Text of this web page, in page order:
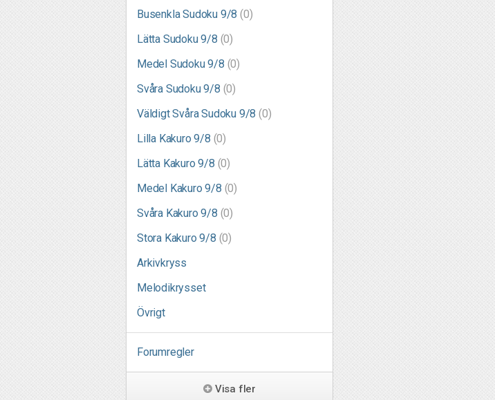
Busenkla Sudoku 9/8(0)
Lätta Sudoku 9/8 (0)
Medel Sudoku 9/8 (0)
Svåra Sudoku 9/8 (0)
Väldigt Svåra Sudoku 9/8(0)
Lilla Kakuro 9/8 (0)
Lätta Kakuro 9/8 (0)
Medel Kakuro 9/8 (0)
Svåra Kakuro 9/8 (0)
Stora Kakuro 9/8 (0)
Arkivkryss
Melodikrysset
Övrigt
Forumregler
Visa fler